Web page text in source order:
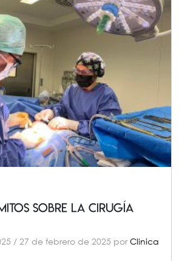
SOBRE LA CIRUGÍA
/ 27 de febrero de 2025 porClinica